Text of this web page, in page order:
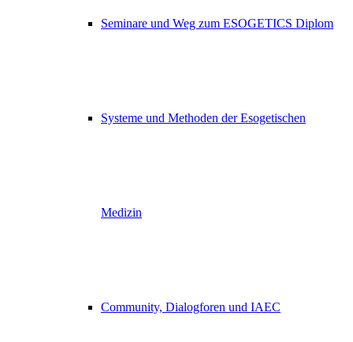
Seminare und Weg zum ESOGETICS Diplom
Systeme und Methoden der Esogetischen
Medizin
Community, Dialogforen und IAEC